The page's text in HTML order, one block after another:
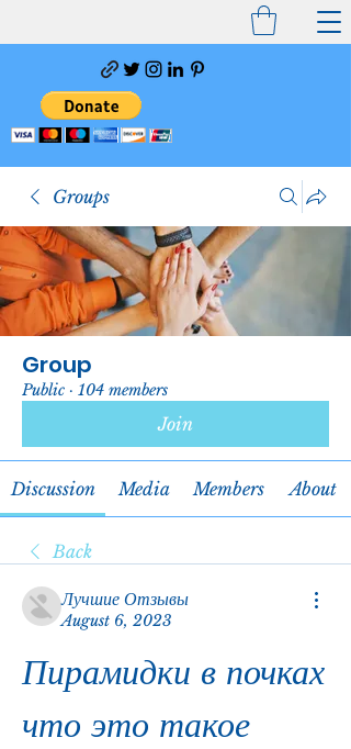
Groups
Group
Public · 104 members
Join
Discussion Media Members About
Back
Лучшие Отзывы
August 6, 2023
Пирамидки в почках
что это такое